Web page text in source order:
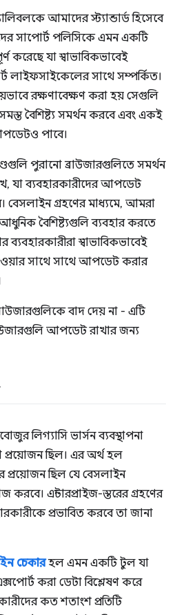
আমাদের স্ট্যান্ডার্ড হিসেবে
সাপোর্ট পলিসিকে এমন একটি
করেছে যা স্বাভাবিকভাবেই
লাইফসাইকেলের সাথে সম্পর্কিত।
রক্ষণাবেক্ষণ করা হয় সেগুলি
বৈশিষ্ট্য সমর্থন করবে এবং একই
পাবে।
পুরানো ব্রাউজারগুলিতে সমর্থন
যা ব্যবহারকারীদের আপডেট
গ্রহণের মাধ্যমে, আমরা
বৈশিষ্ট্যগুলি ব্যবহার করতে
ব্যবহারকারীরা স্বাভাবিকভাবেই
সাথে সাথে আপডেট করার
বাদ দেয় না - এটি
আপডেট রাখার জন্য
লিগ্যাসি ভার্সন ব্যবস্থাপনা
প্রয়োজন ছিল। এর অর্থ হল
প্রয়োজন ছিল যে বেসলাইন
করবে। এন্টারপ্রাইজ-স্তরের গ্রহণের
প্রভাবিত করবে তা জানা
চেকারহল এমন একটি টুল যা
করা ডেটা বিশ্লেষণ করে
কত শতাংশ প্রতিটি